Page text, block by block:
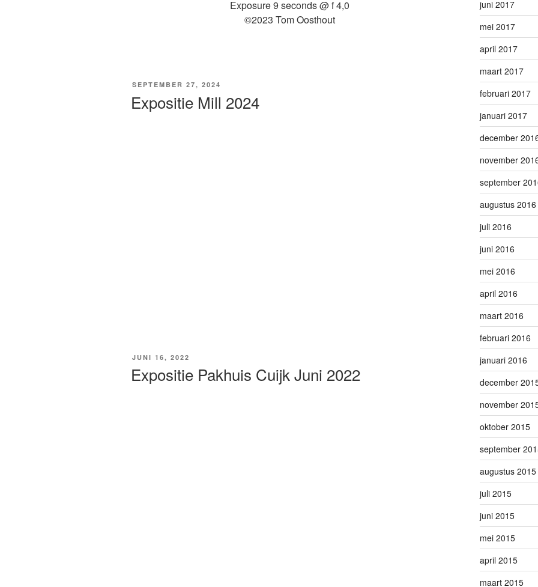
Exposure 9 seconds @ f 4,0
©2023 Tom Oosthout
GEPLAATST
SEPTEMBER 27, 2024
Expositie Mill 2024
GEPLAATST
JUNI 16, 2022
Expositie Pakhuis Cuijk Juni 2022
juni 2017
mei 2017
april 2017
maart 2017
februari 2017
januari 2017
december
november
september
augustus 2016
juli 2016
juni 2016
mei 2016
april 2016
maart 2016
februari 2016
januari 2016
december
november
oktober 2015
september
augustus 2015
juli 2015
juni 2015
mei 2015
april 2015
maart 2015